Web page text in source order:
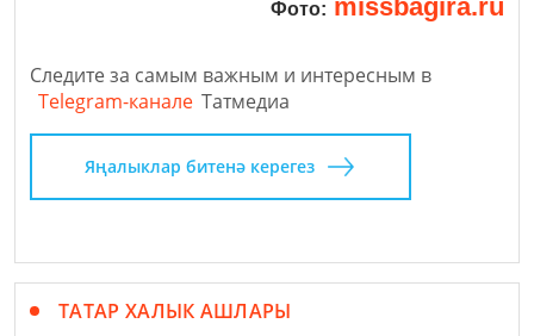
Фото: missbagira.ru
Следите за самым важным и интересным в
Telegram-канале Татмедиа
Яңалыклар битенә керегез
ТАТАР ХАЛЫК АШЛАРЫ